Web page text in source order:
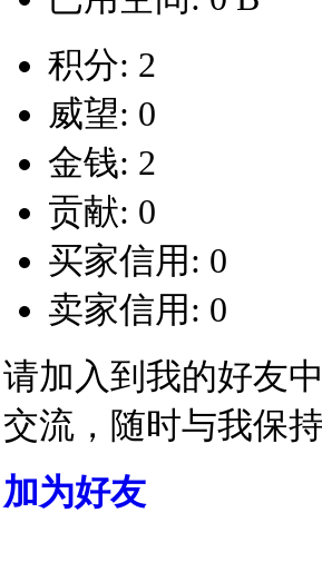
积分: 2
威望: 0
金钱: 2
贡献: 0
买家信用: 0
卖家信用: 0
请加入到我的好友
交流，随时与我保
加为好友